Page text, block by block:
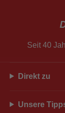
Seit 40
Direkt zu
Unsere